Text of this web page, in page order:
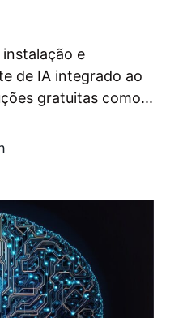
e
de IA integrado ao
gratuitas como...